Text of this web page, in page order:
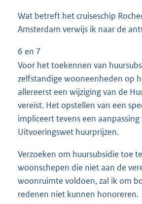
Wat betreft het cruiseschip
Amsterdam verwijs ik naar de
6 en 7
Voor het toekennen van
zelfstandige wooneenheden op
allereerst een wijziging van de
vereist. Het opstellen van een
impliceert tevens een aanpassing
Uitvoeringswet huurprijzen.
Verzoeken om huursubsidie toe
woonschepen die niet aan de
woonruimte voldoen, zal ik om
redenen niet kunnen honoreren.